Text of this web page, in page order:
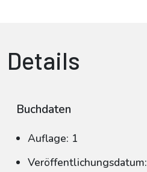
Details
Buchdaten
Auflage: 1
Veröffentlichungsdatum: